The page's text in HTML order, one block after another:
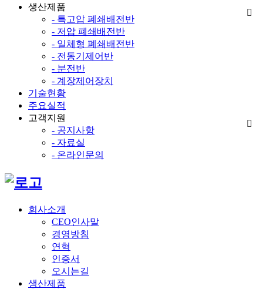
생산제품
- 특고압 폐쇄배전반
- 저압 폐쇄배전반
- 일체형 폐쇄배전반
- 전동기제어반
- 분전반
- 계장제어장치
기술현황
주요실적
고객지원
- 공지사항
- 자료실
- 온라인문의
회사소개
CEO인사말
경영방침
연혁
인증서
오시는길
생산제품